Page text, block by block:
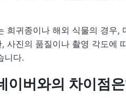
희귀종이나 해외 식물의 경우,
사진의 품질이나 촬영 각도에
니다.
이버와의 차이점